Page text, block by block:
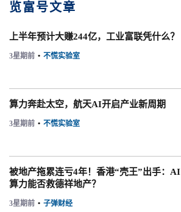
览富号文章
上半年预计大赚244亿，工业富联凭什么？
3星期前 • 不慌实验室
算力奔赴太空，航天AI开启产业新周期
3星期前 • 不慌实验室
被地产拖累连亏4年！香港“壳王”出手：AI
算力能否救德祥地产？
3星期前 • 子弹财经